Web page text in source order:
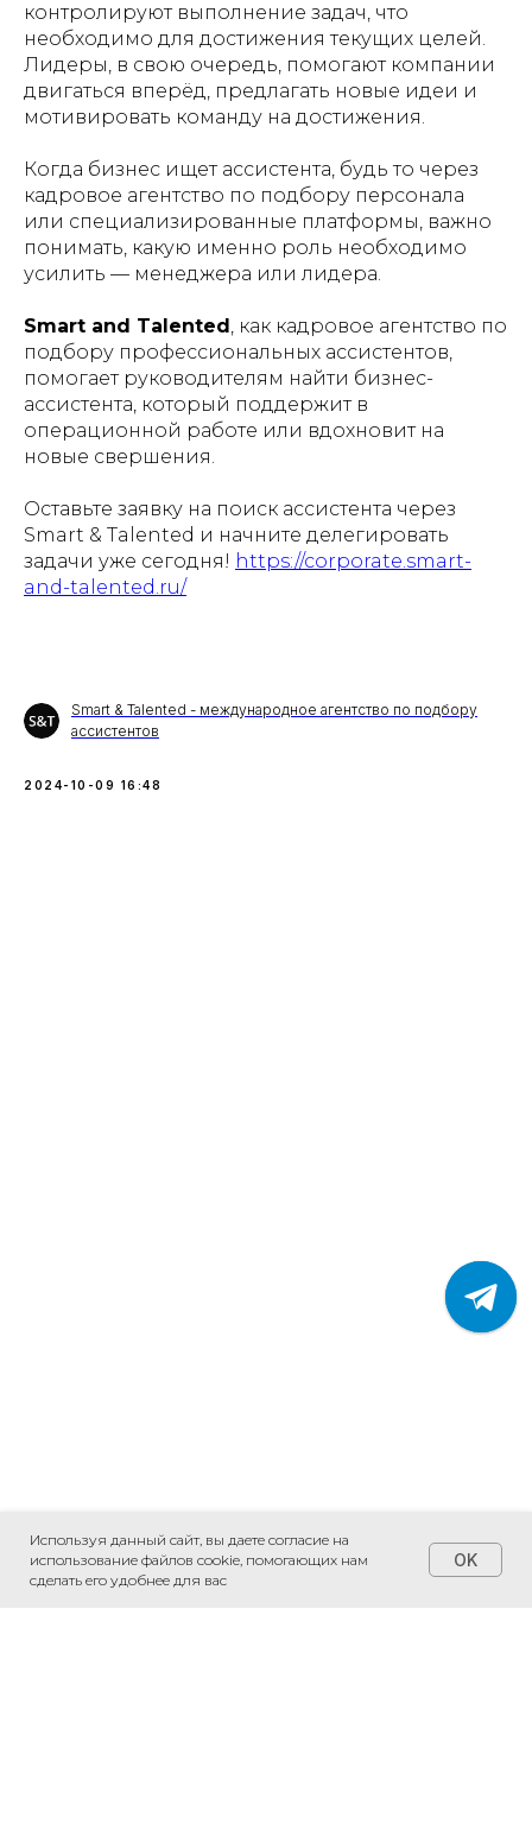
Используя данный сайт, вы даете согласие на
использование файлов cookie, помогающих нам
сделать его удобнее для вас
OK
контролируют выполнение задач, что
необходимо для достижения текущих целей.
Лидеры, в свою очередь, помогают компании
двигаться вперёд, предлагать новые идеи и
мотивировать команду на достижения.
Когда бизнес ищет ассистента, будь то через
кадровое агентство по подбору персонала
или специализированные платформы, важно
понимать, какую именно роль необходимо
усилить — менеджера или лидера.
Smart and Talented , как кадровое агентство по
подбору профессиональных ассистентов,
помогает руководителям найти бизнес-
ассистента, который поддержит в
операционной работе или вдохновит на
новые свершения.
Оставьте заявку на поиск ассистента через
Smart & Talented и начните делегировать
задачи уже сегодня! https://corporate.smart-
and-talented.ru/
Smart & Talented - международное агентство по подбору
ассистентов
2024-10-09 16:48